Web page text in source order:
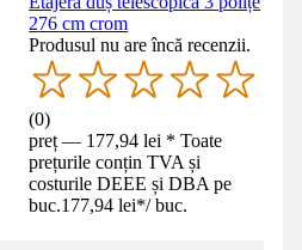
276 cm crom
Produsul nu are încă recenzii.
(0)
preț — 177,94 lei * Toate
prețurile conțin TVA și
costurile DEEE și DBA pe
buc.177,94 lei*/ buc.